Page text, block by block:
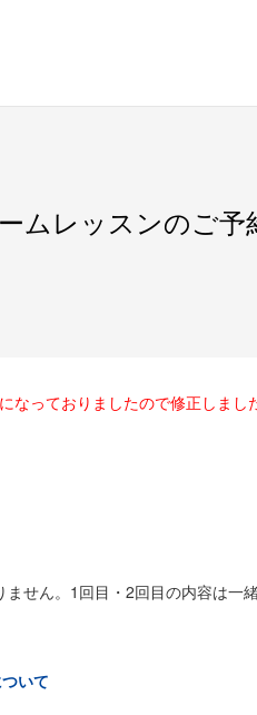
ムレッスンのご予
なっておりましたので修正しまし
せん。1回目・2回目の内容は一緒
いて